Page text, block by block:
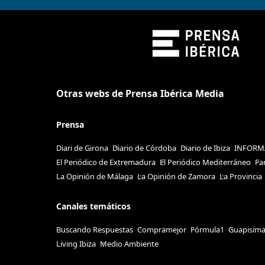
Otras webs de Prensa Ibérica Media
Prensa
Diari de Girona Diario de Córdoba Diario de Ibiza
El Periódico de Extremadura El Periódico Mediterráneo
La Opinión de Málaga La Opinión de Zamora La Provincia
Canales temáticos
Buscando Respuestas Compramejor Fórmula1
Living Ibiza Medio Ambiente